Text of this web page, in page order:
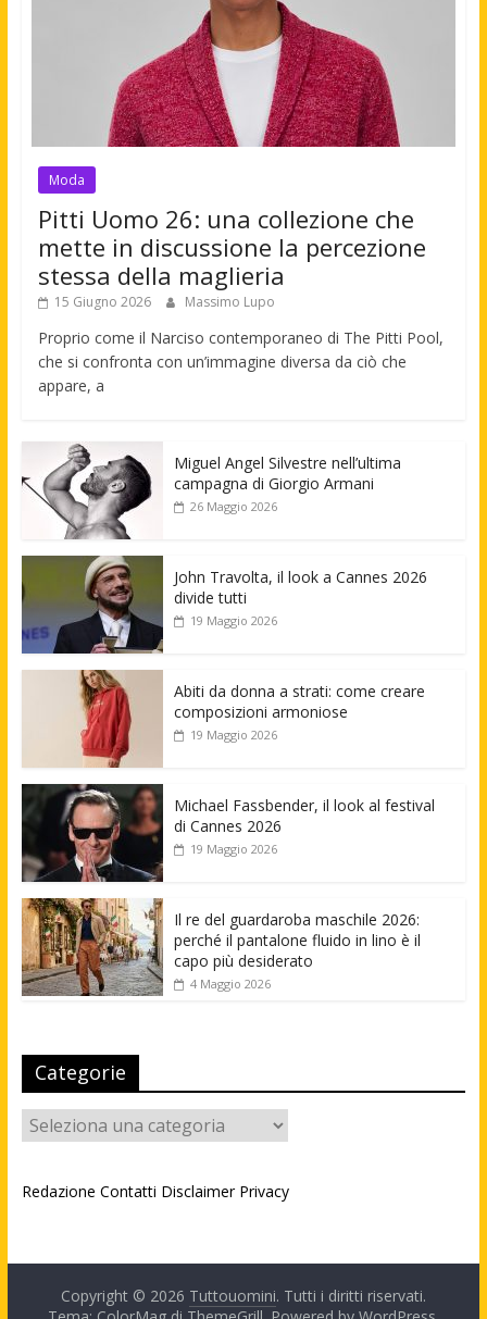
Moda
Pitti Uomo 26: una collezione che
mette in discussione la percezione
stessa della maglieria
15 Giugno 2026 Massimo Lupo
Proprio come il Narciso contemporaneo di The Pitti Pool,
che si confronta con un’immagine diversa da ciò che
appare, a
Miguel Angel Silvestre nell’ultima
campagna di Giorgio Armani
26 Maggio 2026
John Travolta, il look a Cannes 2026
divide tutti
19 Maggio 2026
Abiti da donna a strati: come creare
composizioni armoniose
19 Maggio 2026
Michael Fassbender, il look al festival
di Cannes 2026
19 Maggio 2026
Il re del guardaroba maschile 2026:
perché il pantalone fluido in lino è il
capo più desiderato
4 Maggio 2026
Categorie
Categorie
Redazione Contatti Disclaimer Privacy
Copyright © 2026 Tuttouomini. Tutti i diritti riservati.